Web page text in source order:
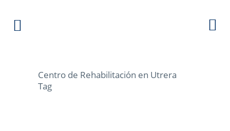
Centro de Rehabilitación en Utrera
Tag